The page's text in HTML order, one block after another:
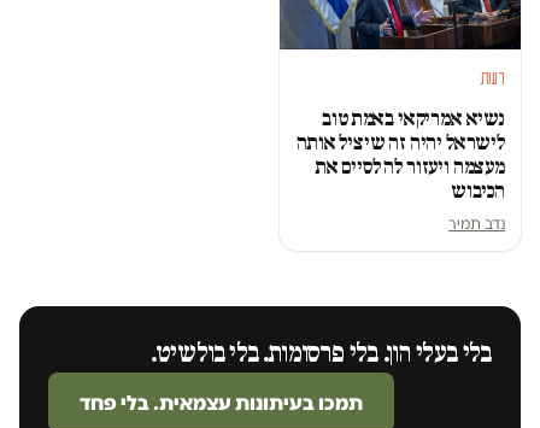
דעות
נשיא אמריקאי באמת טוב
לישראל יהיה זה שיציל אותה
מעצמה ויעזור לה לסיים את
הכיבוש
נדב תמיר
בלי בעלי הון. בלי פרסומות. בלי בולשיט.
תמכו בעיתונות עצמאית. בלי פחד